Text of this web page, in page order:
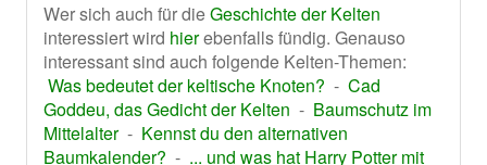
Wer sich auch für dieGeschichte der Kelten
interessiert wird hierebenfalls fündig. Genauso
interessant sind auch folgende Kelten-Themen:
Was bedeutet der keltische Knoten? - Cad
Goddeu, das Gedicht der Kelten - Baumschutz im
Mittelalter- Kennst du den alternativen
Baumkalender? - ... und was hat Harry Potter mit